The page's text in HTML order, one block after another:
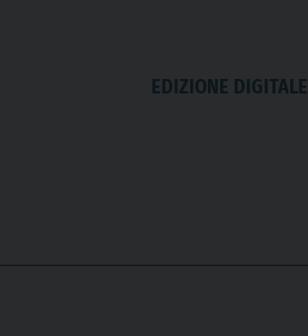
EDIZIONE DIGITALE